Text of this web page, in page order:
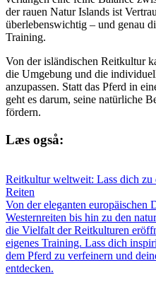
der rauen Natur Islands ist
überlebenswichtig – und genau
Training.
Von der isländischen Reitkultur
die Umgebung und die
anzupassen. Statt das Pferd in
geht es darum, seine natürliche
fördern.
Læs også:
Reitkultur weltweit: Lass dich zu
Reiten
Von der eleganten europäischen
Westernreiten bis hin zu den
die Vielfalt der Reitkulturen
eigenes Training. Lass dich
dem Pferd zu verfeinern und
entdecken.